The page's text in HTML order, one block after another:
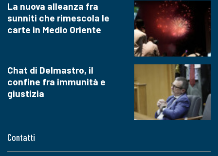
Contatti
La nuova alleanza fra
sunniti che rimescola le
carte in Medio Oriente
Chat di Delmastro, il
confine fra immunità e
giustizia